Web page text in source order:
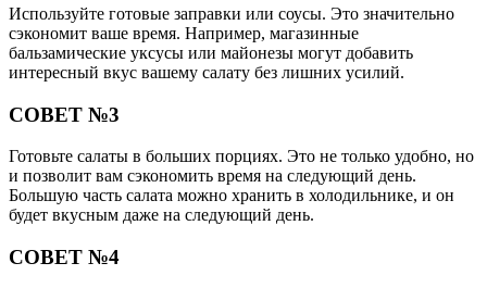
Используйте готовые заправки или соусы. Это значительно
сэкономит ваше время. Например, магазинные
бальзамические уксусы или майонезы могут добавить
интересный вкус вашему салату без лишних усилий.
СОВЕТ №3
Готовьте салаты в больших порциях. Это не только удобно, но
и позволит вам сэкономить время на следующий день.
Большую часть салата можно хранить в холодильнике, и он
будет вкусным даже на следующий день.
СОВЕТ №4